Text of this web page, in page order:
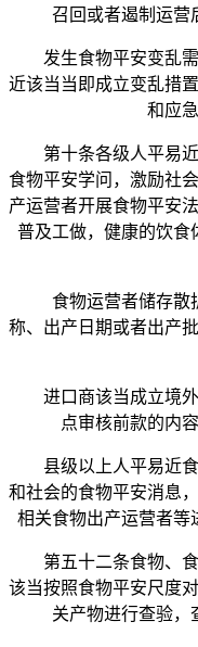
召回或者遏制运营
发生食物平安变乱需
近该当当即成立变乱措
和应
第十条各级人平易近
食物平安学问，激励社
产运营者开展食物平安
普及工做，健康的饮食
食物运营者储存散拆
称、出产日期或者出产
进口商该当成立境外
点审核前款的内
县级以上人平易近食
和社会的食物平安消息
相关食物出产运营者等
第五十二条食物、食
该当按照食物平安尺度
关产物进行查验，